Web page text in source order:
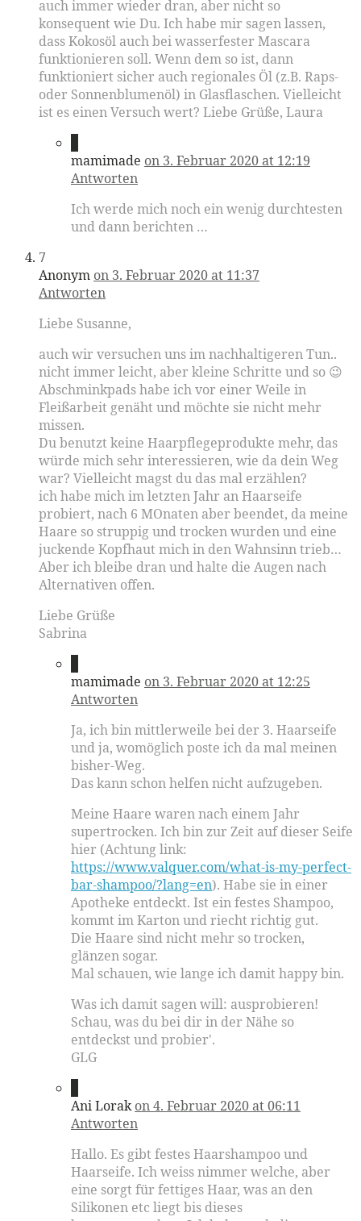
auch immer wieder dran, aber nicht so
konsequent wie Du. Ich habe mir sagen lassen,
dass Kokosöl auch bei wasserfester Mascara
funktionieren soll. Wenn dem so ist, dann
funktioniert sicher auch regionales Öl (z.B. Raps-
oder Sonnenblumenöl) in Glasflaschen. Vielleicht
ist es einen Versuch wert? Liebe Grüße, Laura
mamimade on 3. Februar 2020 at 12:19
Antworten
Ich werde mich noch ein wenig durchtesten
und dann berichten …
7
Anonym on 3. Februar 2020 at 11:37
Antworten
Liebe Susanne,
auch wir versuchen uns im nachhaltigeren Tun..
nicht immer leicht, aber kleine Schritte und so 😉
Abschminkpads habe ich vor einer Weile in
Fleißarbeit genäht und möchte sie nicht mehr
missen.
Du benutzt keine Haarpflegeprodukte mehr, das
würde mich sehr interessieren, wie da dein Weg
war? Vielleicht magst du das mal erzählen?
ich habe mich im letzten Jahr an Haarseife
probiert, nach 6 MOnaten aber beendet, da meine
Haare so struppig und trocken wurden und eine
juckende Kopfhaut mich in den Wahnsinn trieb…
Aber ich bleibe dran und halte die Augen nach
Alternativen offen.
Liebe Grüße
Sabrina
mamimade on 3. Februar 2020 at 12:25
Antworten
Ja, ich bin mittlerweile bei der 3. Haarseife
und ja, womöglich poste ich da mal meinen
bisher-Weg.
Das kann schon helfen nicht aufzugeben.
Meine Haare waren nach einem Jahr
supertrocken. Ich bin zur Zeit auf dieser Seife
hier (Achtung link:
https://www.valquer.com/what-is-my-perfect-
bar-shampoo/?lang=en). Habe sie in einer
Apotheke entdeckt. Ist ein festes Shampoo,
kommt im Karton und riecht richtig gut.
Die Haare sind nicht mehr so trocken,
glänzen sogar.
Mal schauen, wie lange ich damit happy bin.
Was ich damit sagen will: ausprobieren!
Schau, was du bei dir in der Nähe so
entdeckst und probier'.
GLG
Ani Lorak on 4. Februar 2020 at 06:11
Antworten
Hallo. Es gibt festes Haarshampoo und
Haarseife. Ich weiss nimmer welche, aber
eine sorgt für fettiges Haar, was an den
Silikonen etc liegt bis dieses